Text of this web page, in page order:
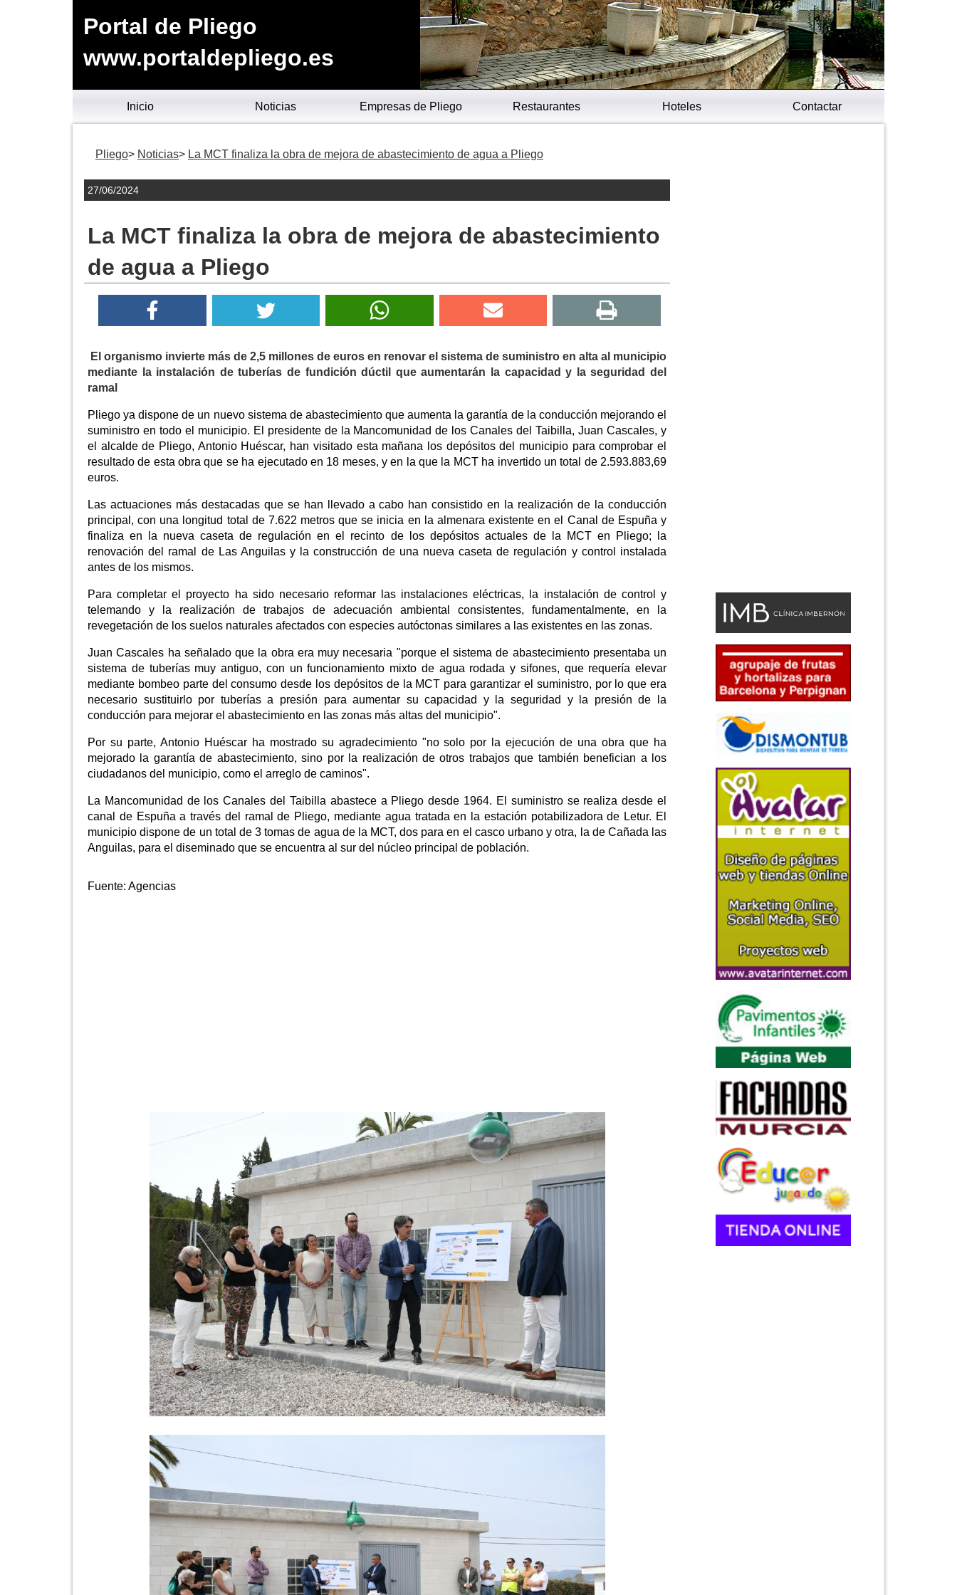
Portal de Pliego
www.portaldepliego.es
Inicio Noticias Empresas de Pliego Restaurantes Hoteles Contactar
Pliego Noticias La MCT finaliza la obra de mejora de abastecimiento de agua a Pliego
27/06/2024
La MCT finaliza la obra de mejora de abastecimiento
de agua a Pliego
El organismo invierte más de 2,5 millones de euros en renovar el sistema de suministro en alta al municipio
mediante la instalación de tuberías de fundición dúctil que aumentarán la capacidad y la seguridad del
ramal
Pliego ya dispone de un nuevo sistema de abastecimiento que aumenta la garantía de la conducción mejorando el
suministro en todo el municipio. El presidente de la Mancomunidad de los Canales del Taibilla, Juan Cascales, y
el alcalde de Pliego, Antonio Huéscar, han visitado esta mañana los depósitos del municipio para comprobar el
resultado de esta obra que se ha ejecutado en 18 meses, y en la que la MCT ha invertido un total de 2.593.883,69
euros.
Las actuaciones más destacadas que se han llevado a cabo han consistido en la realización de la conducción
principal, con una longitud total de 7.622 metros que se inicia en la almenara existente en el Canal de Espuña y
finaliza en la nueva caseta de regulación en el recinto de los depósitos actuales de la MCT en Pliego; la
renovación del ramal de Las Anguilas y la construcción de una nueva caseta de regulación y control instalada
antes de los mismos.
Para completar el proyecto ha sido necesario reformar las instalaciones eléctricas, la instalación de control y
telemando y la realización de trabajos de adecuación ambiental consistentes, fundamentalmente, en la
revegetación de los suelos naturales afectados con especies autóctonas similares a las existentes en las zonas.
Juan Cascales ha señalado que la obra era muy necesaria "porque el sistema de abastecimiento presentaba un
sistema de tuberías muy antiguo, con un funcionamiento mixto de agua rodada y sifones, que requería elevar
mediante bombeo parte del consumo desde los depósitos de la MCT para garantizar el suministro, por lo que era
necesario sustituirlo por tuberías a presión para aumentar su capacidad y la seguridad y la presión de la
conducción para mejorar el abastecimiento en las zonas más altas del municipio".
Por su parte, Antonio Huéscar ha mostrado su agradecimiento "no solo por la ejecución de una obra que ha
mejorado la garantía de abastecimiento, sino por la realización de otros trabajos que también benefician a los
ciudadanos del municipio, como el arreglo de caminos".
La Mancomunidad de los Canales del Taibilla abastece a Pliego desde 1964. El suministro se realiza desde el
canal de Espuña a través del ramal de Pliego, mediante agua tratada en la estación potabilizadora de Letur. El
municipio dispone de un total de 3 tomas de agua de la MCT, dos para en el casco urbano y otra, la de Cañada las
Anguilas, para el diseminado que se encuentra al sur del núcleo principal de población.
Fuente: Agencias